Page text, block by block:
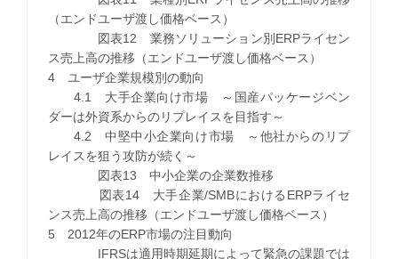
（エンドユーザ渡し価格ベース）
図表12 業務ソリューション別ERPライセン
ス売上高の推移（エンドユーザ渡し価格ベース）
4 ユーザ企業規模別の動向
4.1 大手企業向け市場 ～国産パッケージベン
ダーは外資系からのリプレイスを目指す～
4.2 中堅中小企業向け市場 ～他社からのリプ
レイスを狙う攻防が続く～
図表13 中小企業の企業数推移
図表14 大手企業/SMBにおけるERPライセ
ンス売上高の推移（エンドユーザ渡し価格ベース）
5 2012年のERP市場の注目動向
IFRSは適用時期延期によって緊急の課題では